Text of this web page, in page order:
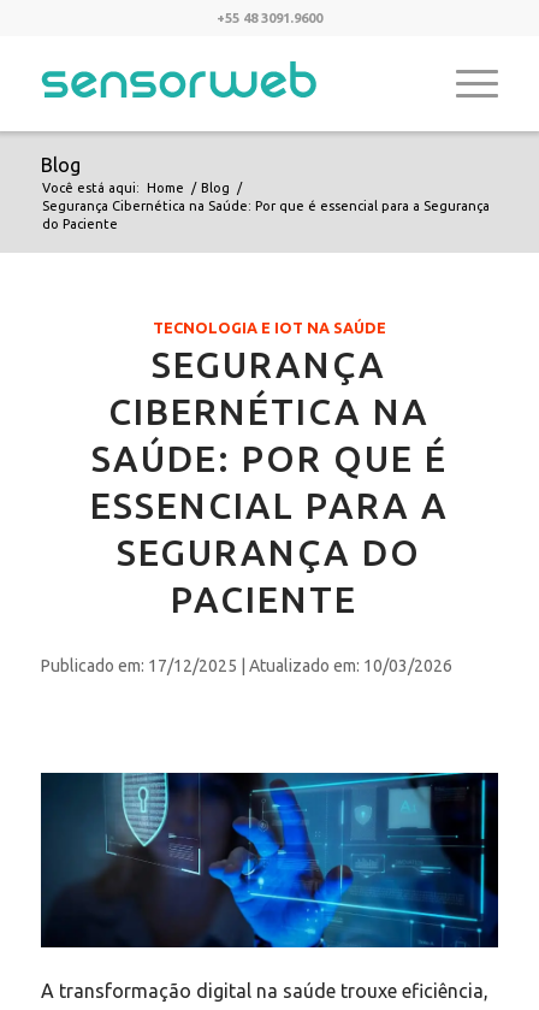
+55 48 3091.9600
Blog
Você está aqui: Home / Blog
/
Segurança Cibernética na Saúde: Por que é essencial para a Segurança
do Paciente
TECNOLOGIA E IOT NA SAÚDE
SEGURANÇA
CIBERNÉTICA NA
SAÚDE: POR QUE É
ESSENCIAL PARA A
SEGURANÇA DO
PACIENTE
Publicado em: 17/12/2025 | Atualizado em: 10/03/2026
A transformação digital na saúde trouxe eficiência,